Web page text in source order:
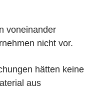
voneinander
nicht vor.
hätten keine
aus